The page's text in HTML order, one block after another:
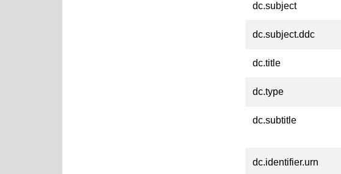
dc.subject
dc.subject.ddc
dc.title
dc.type
dc.subtitle
dc.identifier.urn